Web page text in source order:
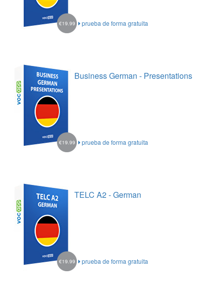
prueba de forma gratuita
€19.99
Business German - Presentations
prueba de forma gratuita
€19.99
TELC A2 - German
prueba de forma gratuita
€19.99